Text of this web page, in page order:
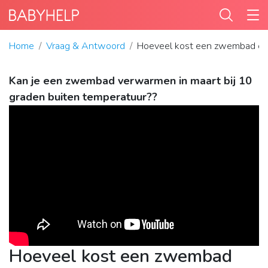
Home Vraag & Antwoord Hoeveel kost een zwembad
Kan je een zwembad verwarmen in maart bij 10
graden buiten temperatuur??
Hoeveel kost een zwembad